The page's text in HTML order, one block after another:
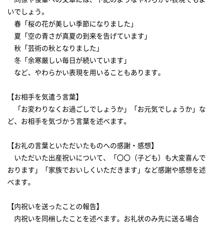
いでしょう。
春「桜の花が美しい季節になりました」
夏「空の青さが真夏の到来を告げています」
秋「芸術の秋となりました」
冬「余寒厳しい毎日が続いています」
など、やわらかい表現を用いることもあります。
【お相手を気遣う言葉】
「お変わりなくお過ごしでしょうか」「お元気でしょうか」な
ど、お相手を気づかう言葉を述べます。
【お礼の言葉といただいたものへの感謝・感想】
いただいた出産祝いについて、「〇〇（子ども）も大変喜んで
おります」「家族でおいしくいただきます」など感謝や感想を述
べます。
【内祝いを送ったことの報告】
内祝いを同梱したことを述べます。お礼状のみ先に送る場合